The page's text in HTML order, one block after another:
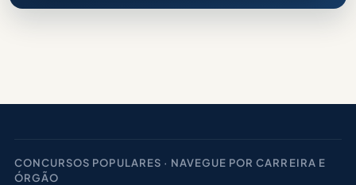
CONCURSOS POPULARES · NAVEGUE POR CARREIRA E
ÓRGÃO